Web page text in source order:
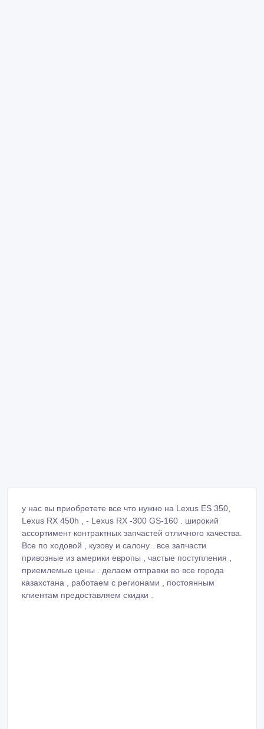
Все по ходовой , кузову и салону . все запчасти
привозные из америки европы , частые поступления ,
приемлемые цены . делаем отправки во все города
казахстана , работаем с регионами , постоянным